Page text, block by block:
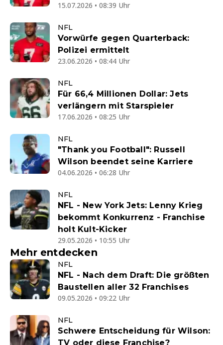
15.07.2026 • 08:39 Uhr
NFL
Vorwürfe gegen Quarterback:
Polizei ermittelt
23.06.2026 • 08:44 Uhr
NFL
Für 66,4 Millionen Dollar: Jets
verlängern mit Starspieler
17.06.2026 • 08:25 Uhr
NFL
"Thank you Football": Russell
Wilson beendet seine Karriere
04.06.2026 • 06:28 Uhr
NFL
NFL - New York Jets: Lenny Krieg
bekommt Konkurrenz - Franchise
holt Kult-Kicker
29.05.2026 • 10:55 Uhr
Mehr entdecken
NFL
NFL - Nach dem Draft: Die größten
Baustellen aller 32 Franchises
09.05.2026 • 09:22 Uhr
NFL
Schwere Entscheidung für Wilson:
TV oder diese Franchise?